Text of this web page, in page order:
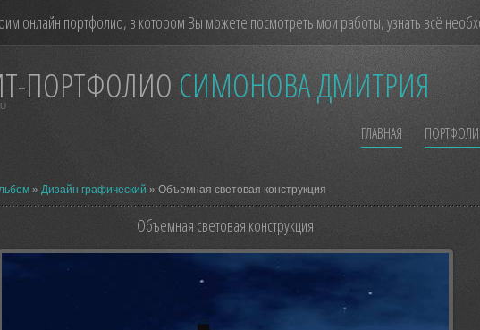
онлайн портфолио, в котором Вы можете посмотреть мои работы, узнать всё
ПОРТФОЛИО СИМОНОВА ДМИТРИЯ
ГЛАВНАЯ
» Дизайн графический » Объемная световая конструкция
Объемная световая конструкция